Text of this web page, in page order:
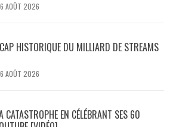
6 AOÛT 2026
HISTORIQUE DU MILLIARD DE STREAMS
6 AOÛT 2026
CATASTROPHE EN CÉLÉBRANT SES 60